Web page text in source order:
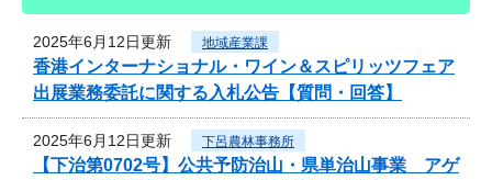
2025年6月12日更新 地域産業課
香港インターナショナル・ワイン＆スピリッツフェア
出展業務委託に関する入札公告【質問・回答】
2025年6月12日更新 下呂農林事務所
【下治第0702号】公共予防治山・県単治山事業 アゲ